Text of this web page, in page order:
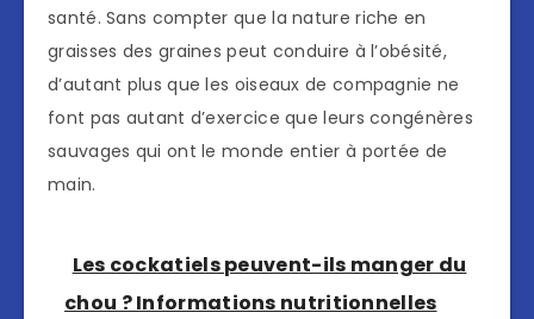
santé. Sans compter que la nature riche en
graisses des graines peut conduire à l’obésité,
d’autant plus que les oiseaux de compagnie ne
font pas autant d’exercice que leurs congénères
sauvages qui ont le monde entier à portée de
main.
Les cockatiels peuvent-ils manger du
chou ? Informations nutritionnelles